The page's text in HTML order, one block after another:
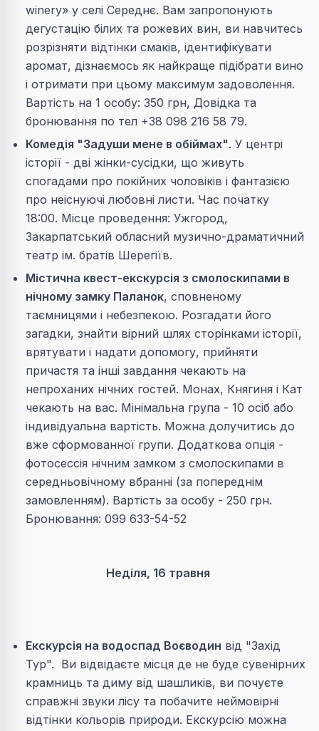
winery» у селі Середнє. Вам запропонують
дегустацію білих та рожевих вин, ви навчитесь
розрізняти відтінки смаків, ідентифікувати
аромат, дізнаємось як найкраще підібрати вино
і отримати при цьому максимум задоволення.
Вартість на 1 особу: 350 грн, Довідка та
бронювання по тел +38 098 216 58 79.
Комедія "Задуши мене в обіймах". У центрі
історії - дві жінки-сусідки, що живуть
спогадами про покійних чоловіків і фантазією
про неіснуючі любовні листи. Час початку
18:00. Місце проведення: Ужгород,
Закарпатський обласний музично-драматичний
театр ім. братів Шерегіїв.
Містична квест-екскурсія з смолоскипами в
нічному замку Паланок, сповненому
таємницями і небезпекою. Розгадати його
загадки, знайти вірний шлях сторінками історії,
врятувати і надати допомогу, прийняти
причастя та інші завдання чекають на
непроханих нічних гостей. Монах, Княгиня і Кат
чекають на вас. Мінімальна група - 10 осіб або
індивідуальна вартість. Можна долучитись до
вже сформованної групи. Додаткова опція -
фотосессія нічним замком з смолоскипами в
середньовічному вбранні (за попереднім
замовленням). Вартість за особу - 250 грн.
Бронювання: 099 633-54-52
Неділя, 16 травня
Екскурсія на водоспад Воєводин від "Захід
Тур". Ви відвідаєте місця де не буде сувенірних
крамниць та диму від шашликів, ви почуєте
справжні звуки лісу та побачите неймовірні
відтінки кольорів природи. Екскурсію можна